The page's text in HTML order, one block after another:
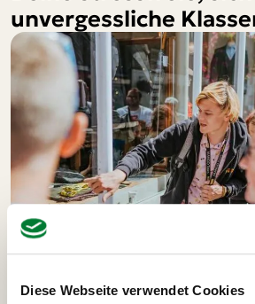
Diese Webseite verwendet Cookies
unvergessliche